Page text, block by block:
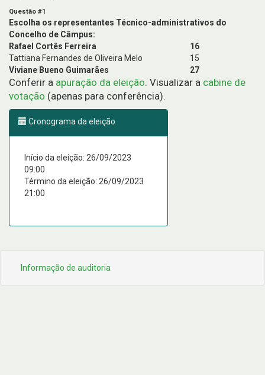
Questão #1
Escolha os representantes Técnico-administrativos do
Concelho de Câmpus:
Rafael Cortês Ferreira
16
Tattiana Fernandes de Oliveira Melo
15
Viviane Bueno Guimarães
27
Conferir a apuração da eleição. Visualizar a cabine de
votação (apenas para conferência).
Cronograma da eleição
Início da eleição: 26/09/2023
09:00
Término da eleição: 26/09/2023
21:00
Informação de auditoria